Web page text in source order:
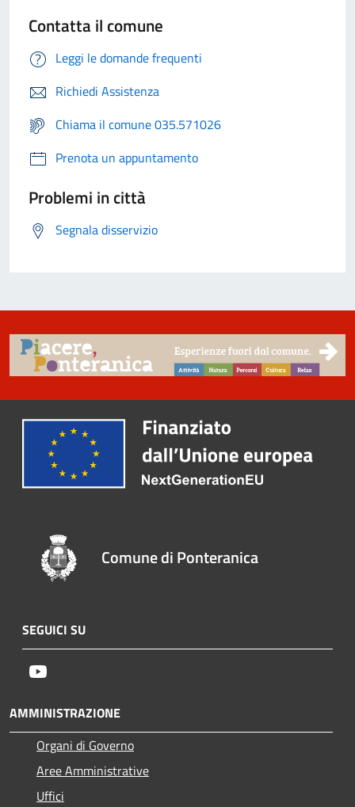
Contatta il comune
Leggi le domande frequenti
Richiedi Assistenza
Chiama il comune 035.571026
Prenota un appuntamento
Problemi in città
Segnala disservizio
Comune di Ponteranica
SEGUICI SU
AMMINISTRAZIONE
Organi di Governo
Aree Amministrative
Uffici